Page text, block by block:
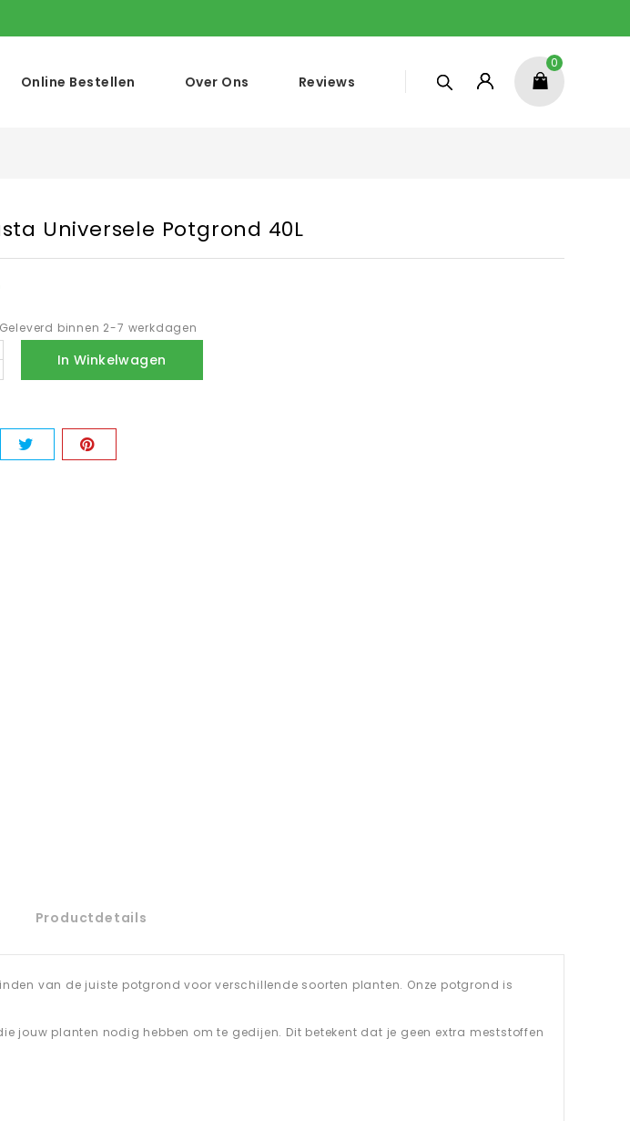
0
Online Bestellen Over Ons Reviews
Universele Potgrond 40L
Geleverd binnen 2-7 werkdagen
In Winkelwagen
Productdetails
van de juiste potgrond voor verschillende soorten planten. Onze potgrond is
planten nodig hebben om te gedijen. Dit betekent dat je geen extra meststoffen